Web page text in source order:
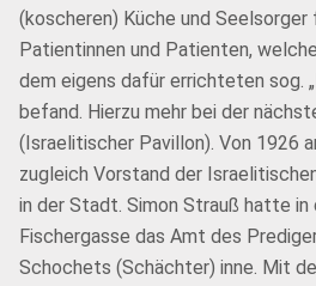
(koscheren) Küche und Seelsorger
Patientinnen und Patienten,
dem eigens dafür errichteten sog.
befand. Hierzu mehr bei der
(Israelitischer Pavillon). Von 1926
zugleich Vorstand der
in der Stadt. Simon Strauß hatte in
Fischergasse das Amt des
Schochets (Schächter) inne. Mit